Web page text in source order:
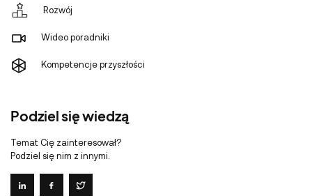
Rozwój
Wideo poradniki
Kompetencje przyszłości
Podziel się wiedzą
Temat Cię zainteresował?
Podziel się nim z innymi.